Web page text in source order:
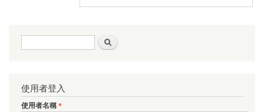
搜尋表單
使用者登入
使用者名稱*